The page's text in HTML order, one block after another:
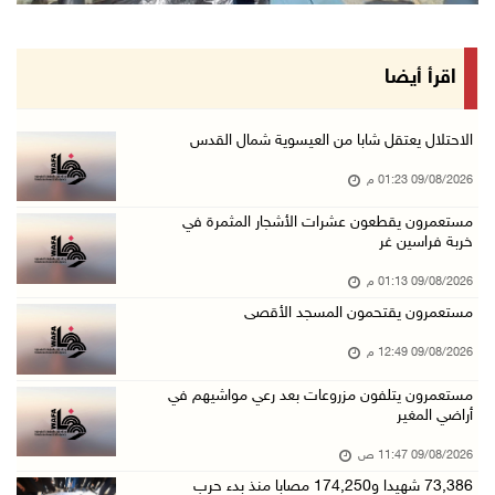
مستعمرون يتلفون مزروعات بعد رعي مواشيهم في أر ...
73,386 شهيدا و174,250 مصابا منذ بدء حرب الإبا ...
09/آب/2026 11:35 ص
09/آب/2026 11:28 ص
الرئيس ينعى سفير فلسطين لدى مصر القائد الوطني ...
09/آب/2026 10:43 ص
وفاة سفير فلسطين لدى مصر القائد الوطني دياب ا ...
الاحتلال يستولي على منزل في عرابة جنوب جنين و ...
09/آب/2026 10:32 ص
الاحتلال يقتحم مدينة نابلس
اقرأ أيضا
الاحتلال يعتقل شابا من العيسوية شمال القدس
09/08/2026 01:23 م
مستعمرون يقطعون عشرات الأشجار المثمرة في
خربة فراسين غر
09/08/2026 01:13 م
مستعمرون يقتحمون المسجد الأقصى
09/08/2026 12:49 م
مستعمرون يتلفون مزروعات بعد رعي مواشيهم في
أراضي المغير
09/08/2026 11:47 ص
73,386 شهيدا و174,250 مصابا منذ بدء حرب